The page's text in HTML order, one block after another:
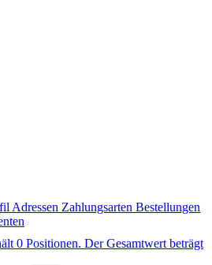
Adressen Zahlungsarten Bestellungen
0 Positionen. Der Gesamtwert beträgt